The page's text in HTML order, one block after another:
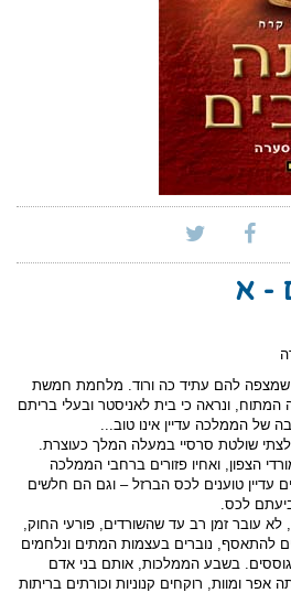
- א
שמצפה להם עתיד כה ורוד. מלחמת חמשת
ונראה כי בית לאניסטר ובעלי בריתם
של הממלכה עדיין אינו טוב...
שולטת סרסיי במעלה המלך כעוצרת.
הצפון, ואחיו פזורים ברחבי הממלכה
עדיין טוענים לכס הברזל – וגם הם חלשים
לכס.
עובר זמן רב עד שהשורדים, פורעי החוק,
להתאסף, נוברים בעצמות המתים ונלחמים
בשבע הממלכות, אותם בני אדם
ומוות, רוקחים קנוניות וכורתים בריתות